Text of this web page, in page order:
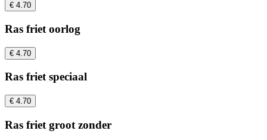
€ 4.70
Ras friet oorlog
€ 4.70
Ras friet speciaal
€ 4.70
Ras friet groot zonder